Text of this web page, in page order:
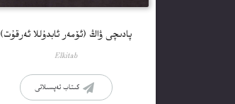
پادىچى ۋاڭ (ئۆمەر ئابدۇللا ئەرقۇت)
Elkitab
كىتاب تەپسىلاتى